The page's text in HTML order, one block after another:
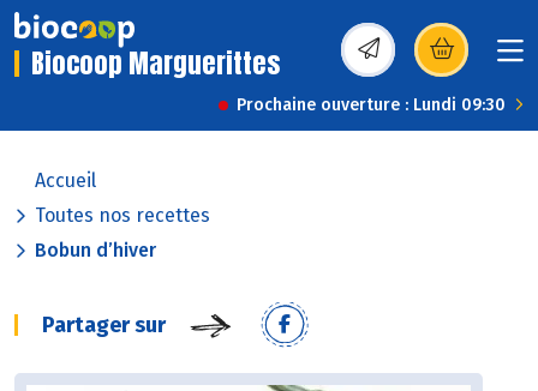
Biocoop Marguerittes (s’ouvre dans une
Prochaine ouverture : Lundi 09:30
Accueil
Toutes nos recettes
Bobun d’hiver
Partager sur